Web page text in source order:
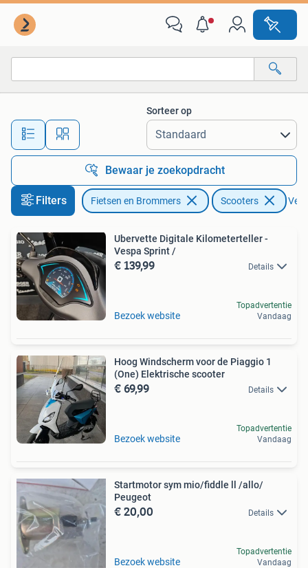
Alle afstanden…
Sorteer op
Bewaar je zoekopdracht
Filters Fietsen en Brommers Scooters
Ubervette Digitale Kilometerteller -
Vespa Sprint /
€ 139,99 Details
Bezoek website
Topadvertentie
Vandaag
Hoog Windscherm voor de Piaggio 1
(One) Elektrische scooter
€ 69,99 Details
Bezoek website
Topadvertentie
Vandaag
Startmotor sym mio/fiddle ll /allo/
Peugeot
€ 20,00 Details
Bezoek website
Topadvertentie
Vandaag